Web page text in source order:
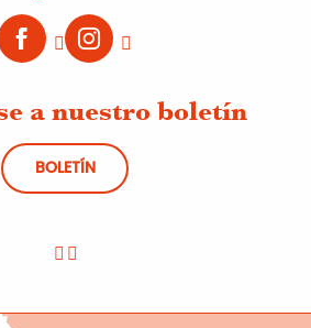
a nuestro boletín
BOLETÍN